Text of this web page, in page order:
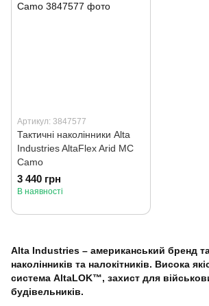
Артикул: 3847577
Тактичні наколінники Alta
Industries AltaFlex Arid MC
Camo
3 440 грн
В наявності
Alta Industries – американський бренд
наколінників та налокітників. Висока
система AltaLOK™, захист для
будівельників.